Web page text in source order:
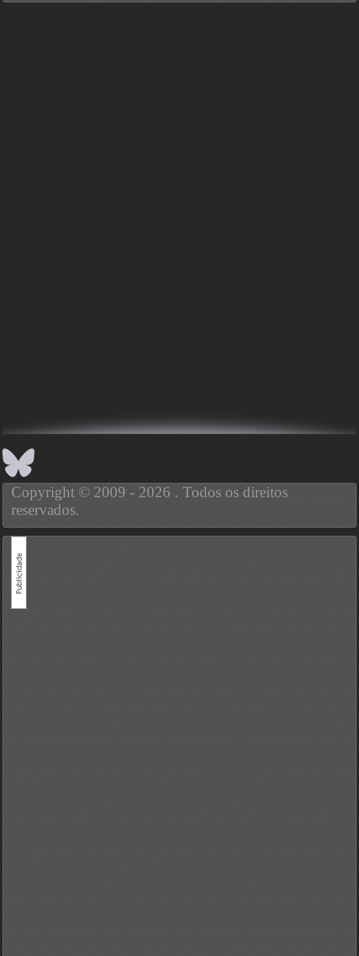
Copyright © 2009 - 2026 . Todos os direitos
reservados.